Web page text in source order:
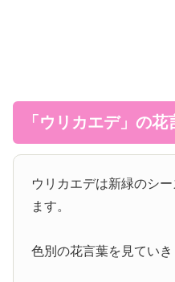
「ウリカエデ」の
ウリカエデは新緑のシ
ます。
色別の花言葉を見ていき